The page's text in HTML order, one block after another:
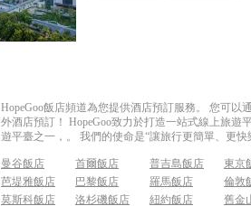
HopeGoo飯店頻道為您提供酒店預訂服務。 您可
外酒店預訂！ HopeGoo致力於打造一站式線上旅
遊平臺之一，。 我們的使命是“讓旅行更簡單、更
曼谷飯店 首爾飯店 普吉島飯店
東京
芭堤雅飯店
巴黎飯店 羅馬飯店
倫敦
莫斯科飯店
洛杉磯飯店 紐約飯店
舊金